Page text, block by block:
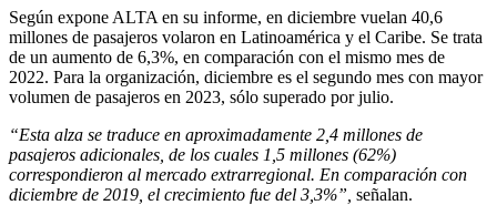
Según expone ALTA en su informe, en diciembre vuelan 40,6
millones de pasajeros volaron en Latinoamérica y el Caribe. Se trata
de un aumento de 6,3%, en comparación con el mismo mes de
2022. Para la organización, diciembre es el segundo mes con mayor
volumen de pasajeros en 2023, sólo superado por julio.
“Esta alza se traduce en aproximadamente 2,4 millones de
pasajeros adicionales, de los cuales 1,5 millones (62%)
correspondieron al mercado extrarregional. En comparación con
diciembre de 2019, el crecimiento fue del 3,3%”, señalan.